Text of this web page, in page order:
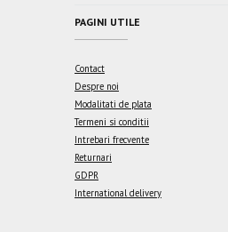
PAGINI UTILE
Contact
Despre noi
Modalitati de plata
Termeni si conditii
Intrebari frecvente
Returnari
GDPR
International delivery